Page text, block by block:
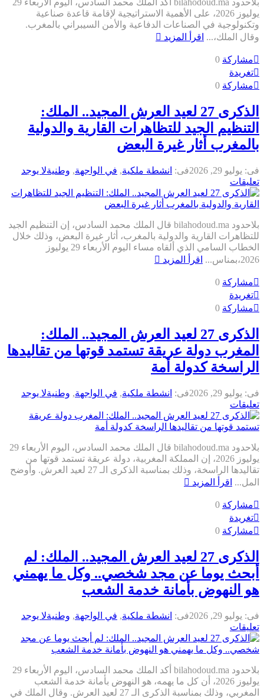
بلاحدود bilahodoud.ma أكد الملك محمد السادس، اليوم الأربعاء 29
يوليوز 2026، على الأهمية الاستراتيجية لإقامة قاعدة صناعية
في الصناعات الدفاعية والأمن السيبراني بالمغرب.
الملك،...اقرأ المزيد
مشاركة 0
تغريدة
مشاركة 0
الذكرى 27 لعيد العرش المجيد.. الملك:
الجيد للتظاهرات القارية والدولية
أثار غيرة البعض
يوليو 29, 2026 فى: انشطة ملكية,في الواجهة,وطنيةلا يوجد
بلاحدود bilahodoud.ma قال الملك محمد السادس، إن التنظيم الجيد
القارية والدولية بالمغرب، أثار غيرة البعض، وذلك خلال
الخطاب السامي الذي ألقاه مساء اليوم الأربعاء 29 يوليوز
اقرأ المزيد
مشاركة 0
تغريدة
مشاركة 0
الذكرى 27 لعيد العرش المجيد.. الملك:
دولة عريقة تستمد قوتها من تقاليدها
كدولة أمة
يوليو 29, 2026 فى: انشطة ملكية,في الواجهة,وطنيةلا يوجد
بلاحدود bilahodoud.ma قال الملك محمد السادس، اليوم الأربعاء 29
يوليوز 2026، إن المملكة المغربية، دولة عريقة تستمد قوتها من
تقاليدها الراسخة، وذلك بمناسبة الذكرى الـ 27 لعيد العرش. وأوضح
اقرأ المزيد
مشاركة 0
تغريدة
مشاركة 0
الذكرى 27 لعيد العرش المجيد.. الملك: لم
يوما عن مجد شخصي.. وكل ما يهمني
النهوض بأمانة خدمة الشعب
يوليو 29, 2026 فى: انشطة ملكية,في الواجهة,وطنيةلا يوجد
بلاحدود bilahodoud.ma أكد الملك محمد السادس، اليوم الأربعاء 29
يوليوز 2026، أن كل ما يهمه، هو النهوض بأمانة خدمة الشعب
المغربي، وذلك بمناسبة الذكرى الـ 27 لعيد العرش. وقال الملك في